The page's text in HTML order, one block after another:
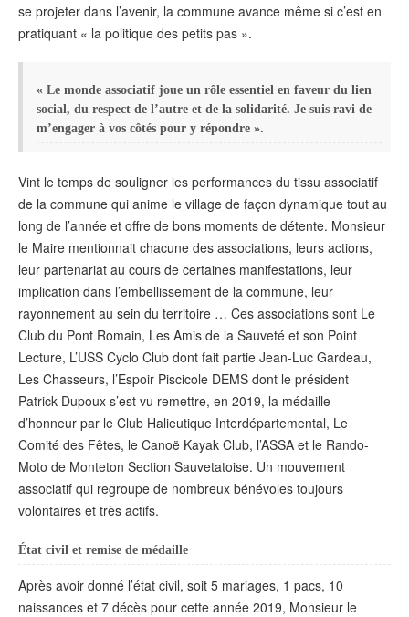
se projeter dans l’avenir, la commune avance même si c’est en
pratiquant « la politique des petits pas ».
« Le monde associatif joue un rôle essentiel en faveur du lien
social, du respect de l’autre et de la solidarité. Je suis ravi de
m’engager à vos côtés pour y répondre ».
Vint le temps de souligner les performances du tissu associatif
de la commune qui anime le village de façon dynamique tout au
long de l’année et offre de bons moments de détente. Monsieur
le Maire mentionnait chacune des associations, leurs actions,
leur partenariat au cours de certaines manifestations, leur
implication dans l’embellissement de la commune, leur
rayonnement au sein du territoire … Ces associations sont Le
Club du Pont Romain, Les Amis de la Sauveté et son Point
Lecture, L’USS Cyclo Club dont fait partie Jean-Luc Gardeau,
Les Chasseurs, l’Espoir Piscicole DEMS dont le président
Patrick Dupoux s’est vu remettre, en 2019, la médaille
d’honneur par le Club Halieutique Interdépartemental, Le
Comité des Fêtes, le Canoë Kayak Club, l’ASSA et le Rando-
Moto de Monteton Section Sauvetatoise. Un mouvement
associatif qui regroupe de nombreux bénévoles toujours
volontaires et très actifs.
État civil et remise de médaille
Après avoir donné l’état civil, soit 5 mariages, 1 pacs, 10
naissances et 7 décès pour cette année 2019, Monsieur le